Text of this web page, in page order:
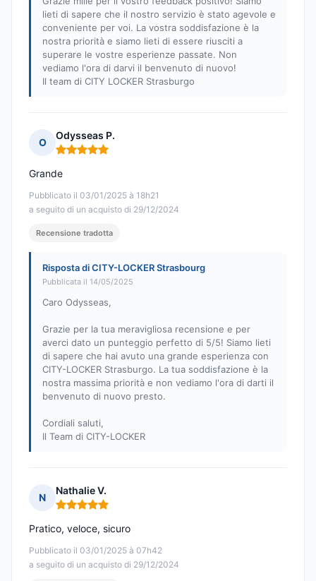
lieti di sapere che il nostro servizio è stato agevole e
conveniente per voi. La vostra soddisfazione è la
nostra priorità e siamo lieti di essere riusciti a
superare le vostre esperienze passate. Non
vediamo l'ora di darvi il benvenuto di nuovo!
Il team di CITY LOCKER Strasburgo
O
Odysseas P.
Nota: 5 su 5
Pubblicato il 03/01/2025 à 18h21
a seguito di un acquisto di 29/12/2024
Grande
Recensione tradotta
Risposta di CITY-LOCKER Strasbourg
Pubblicata il 14/05/2025
Caro Odysseas,
Grazie per la tua meravigliosa recensione e per
averci dato un punteggio perfetto di 5/5! Siamo lieti
di sapere che hai avuto una grande esperienza con
CITY-LOCKER Strasburgo. La tua soddisfazione è la
nostra massima priorità e non vediamo l'ora di darti il
benvenuto di nuovo presto.
Cordiali saluti,
Il Team di CITY-LOCKER
N
Nathalie V.
Nota: 5 su 5
Pubblicato il 03/01/2025 à 07h42
a seguito di un acquisto di 29/12/2024
Pratico, veloce, sicuro